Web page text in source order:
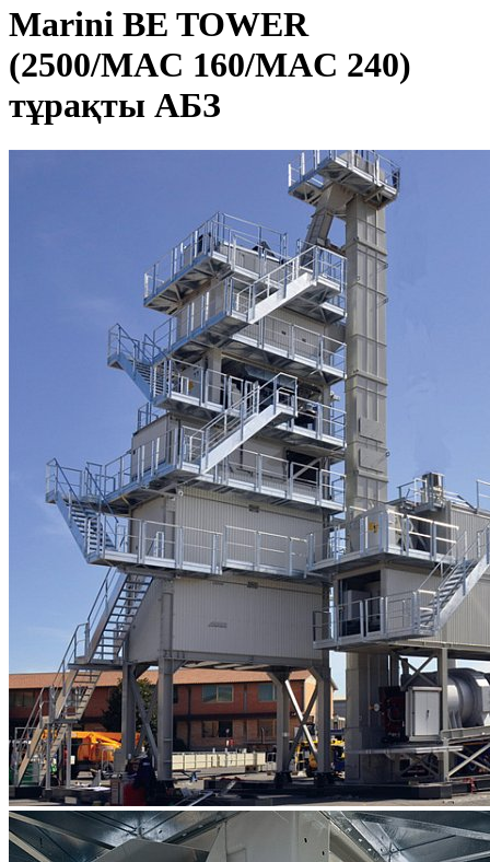
Marini BE TOWER
(2500/MAC 160/MAC 240)
тұрақты АБЗ